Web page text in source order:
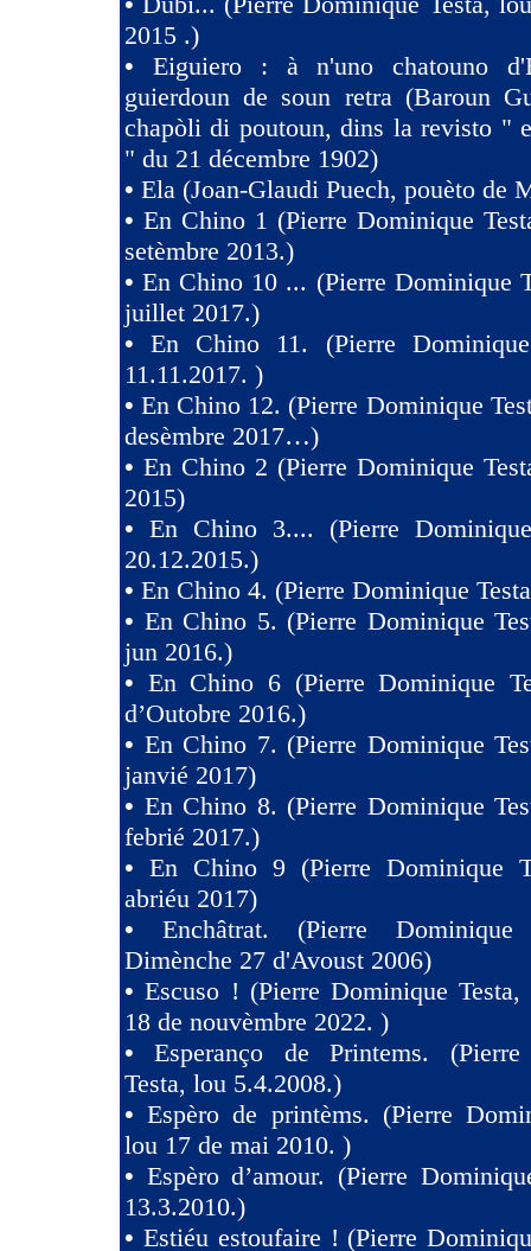
2015 .)
• Eiguiero : à n'uno chatouno
guierdoun de soun retra (Baroun
chapòli di poutoun, dins la revisto "
" du 21 décembre 1902)
• Ela (Joan-Glaudi Puech, pouèto de
• En Chino 1 (Pierre Dominique
setèmbre 2013.)
•En Chino 10 ... (Pierre Dominique
juillet 2017.)
•En Chino 11. (Pierre
11.11.2017. )
•En Chino 12. (Pierre Dominique
desèmbre 2017…)
• En Chino 2 (Pierre Dominique
2015)
• En Chino 3.... (Pierre
20.12.2015.)
• En Chino 4. (Pierre Dominique
• En Chino 5. (Pierre Dominique
jun 2016.)
• En Chino 6 (Pierre Dominique
d’Outobre 2016.)
• En Chino 7. (Pierre Dominique
janvié 2017)
• En Chino 8. (Pierre Dominique
febrié 2017.)
• En Chino 9 (Pierre Dominique
abriéu 2017)
• Enchâtrat. (Pierre
Dimènche 27 d'Avoust 2006)
•Escuso ! (Pierre Dominique
18 de nouvèmbre 2022. )
•Esperanço de Printems.
Testa, lou 5.4.2008.)
•Espèro de printèms. (Pierre
lou 17 de mai 2010. )
• Espèro d’amour. (Pierre
13.3.2010.)
• Estiéu estoufaire ! (Pierre